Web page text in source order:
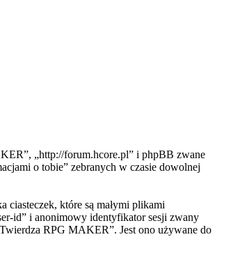
„http://forum.hcore.pl” i phpBB zwane
o tobie” zebranych w czasie dowolnej
które są małymi plikami
id” i anonimowy identyfikator sesji zwany
RPG MAKER”. Jest ono używane do